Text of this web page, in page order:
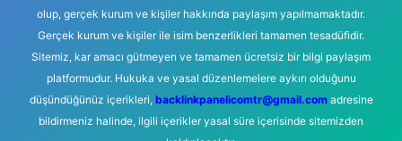
olup, gerçek kurum ve kişiler hakkında paylaşım yapılmamaktadır.
Gerçek kurum ve kişiler ile isim benzerlikleri tamamen tesadüfidir.
Sitemiz, kar amacı gütmeyen ve tamamen ücretsiz bir bilgi paylaşım
platformudur. Hukuka ve yasal düzenlemelere aykırı olduğunu
düşündüğünüz içerikleri, backlinkpanelicomtr@gmail.comadresine
bildirmeniz halinde, ilgili içerikler yasal süre içerisinde sitemizden